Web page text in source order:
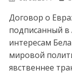
Договор о
подписанный
интересам
мировой
явственнее